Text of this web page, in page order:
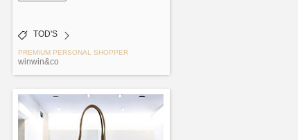
TOD'S
PREMIUM PERSONAL SHOPPER
winwin&co